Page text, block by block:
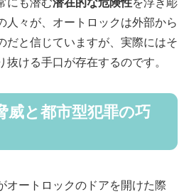
人々が、オートロックは外部から
だと信じていますが、実際にはそ
ける手口が存在するのです。
威と都市型犯罪の巧
オートロックのドアを開けた際